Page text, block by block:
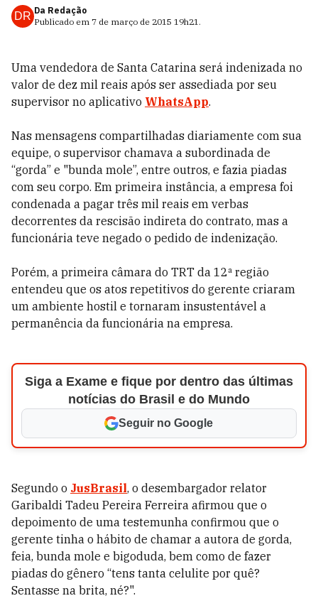
DR Da Redação
Publicado em 7 de março de 2015 19h21.
Uma vendedora de Santa Catarina será indenizada no
valor de dez mil reais após ser assediada por seu
supervisor no aplicativo WhatsApp.
Nas mensagens compartilhadas diariamente com sua
equipe, o supervisor chamava a subordinada de
“gorda” e "bunda mole”, entre outros, e fazia piadas
com seu corpo. Em primeira instância, a empresa foi
condenada a pagar três mil reais em verbas
decorrentes da rescisão indireta do contrato, mas a
funcionária teve negado o pedido de indenização.
Porém, a primeira câmara do TRT da 12ª região
entendeu que os atos repetitivos do gerente criaram
um ambiente hostil e tornaram insustentável a
permanência da funcionária na empresa.
Siga a Exame e fique por dentro das últimas
notícias do Brasil e do Mundo
Seguir no Google
Segundo o JusBrasil, o desembargador relator
Garibaldi Tadeu Pereira Ferreira afirmou que o
depoimento de uma testemunha confirmou que o
gerente tinha o hábito de chamar a autora de gorda,
feia, bunda mole e bigoduda, bem como de fazer
piadas do gênero “tens tanta celulite por quê?
Sentasse na brita, né?".